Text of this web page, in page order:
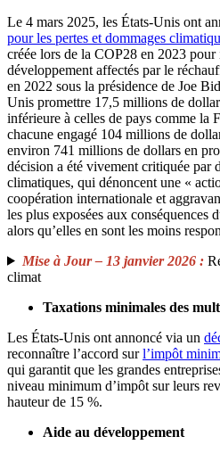
Le 4 mars 2025, les États-Unis ont
pour les pertes et dommages
créée lors de la COP28 en 2023 pour
développement affectés par le
en 2022 sous la présidence de Joe
Unis promettre 17,5 millions de
inférieure à celles de pays comme la
chacune engagé 104 millions de
environ 741 millions de dollars en
décision a été vivement critiquée par
climatiques, qui dénoncent une «
coopération internationale et
les plus exposées aux conséquences
alors qu’elles en sont les moins
Mise à Jour – 13 janvier 2026 :
climat
Taxations minimales des
Les États-Unis ont annoncé via un
reconnaître l’accord surl’impôt
qui garantit que les grandes
niveau minimum d’impôt sur leurs
hauteur de 15 %.
Aide au développement